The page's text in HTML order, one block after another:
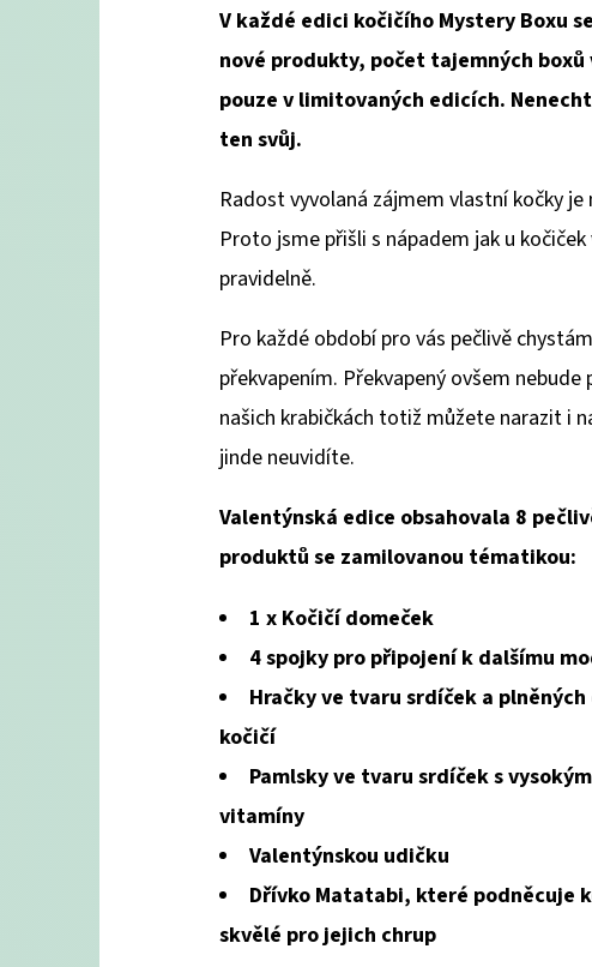
V každé edici kočičího Mystery Boxu
nové produkty, počet tajemných boxů
pouze v limitovaných edicích.
ten svůj.
Radost vyvolaná zájmem vlastní kočky
Proto jsme přišli s nápadem jak u
pravidelně.
Pro každé období pro vás pečlivě
překvapením. Překvapený ovšem nebude
našich krabičkách totiž můžete narazit i
jinde neuvidíte.
Valentýnská edice obsahovala 8
produktů se zamilovanou tématikou:
1 x Kočičí domeček
4 spojky pro připojení k dalšímu
Hračky ve tvaru srdíček a
kočičí
Pamlsky ve tvaru srdíček s
vitamíny
Valentýnskou udičku
Dřívko Matatabi, které podněcuje
skvělé pro jejich chrup